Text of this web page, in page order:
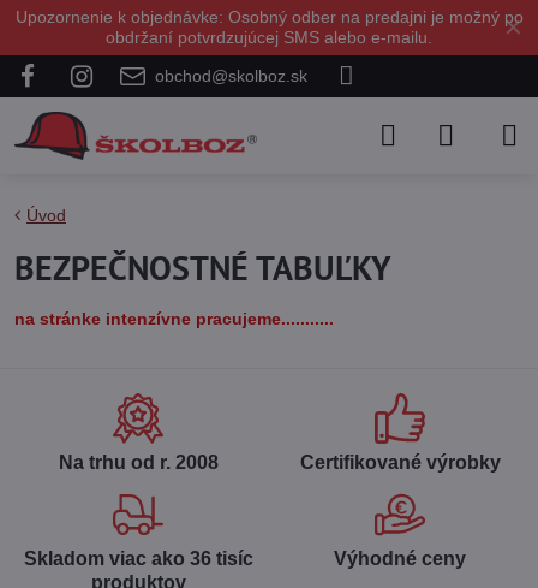
✕
Upozornenie k objednávke: Osobný odber na predajni je možný po
obdržaní potvrdzujúcej SMS alebo e-mailu.
obchod@skolboz.sk
Úvod
BEZPEČNOSTNÉ TABUĽKY
na stránke intenzívne pracujeme...........
Na trhu od r​. 2008 Certifikované výrobky
Skladom viac ako 36 tisíc
produktov
Výhodné ceny